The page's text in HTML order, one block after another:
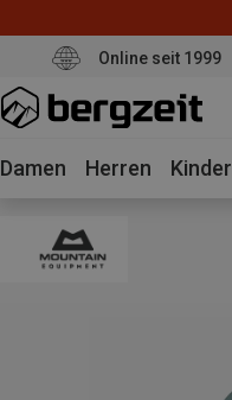
Online seit 1999
Damen Herren Kinder